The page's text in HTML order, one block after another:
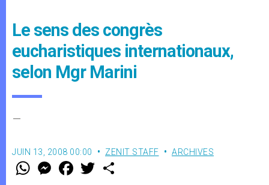
Le sens des congrès
eucharistiques internationaux,
selon Mgr Marini
–
JUIN 13, 2008 00:00 ZENIT STAFF ARCHIVES
W M
e
F
a w